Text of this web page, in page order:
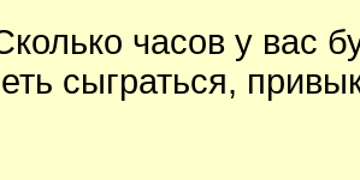
часов у вас
сыграться,